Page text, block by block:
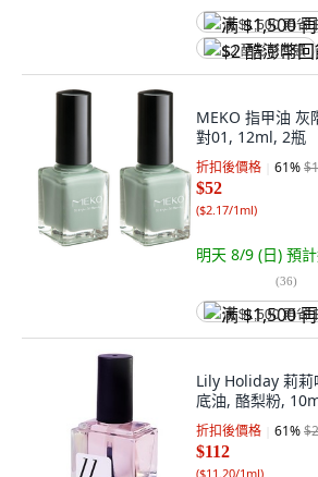
满 $1,500 再省
$2 酷澎幣回饋
MEKO 指甲油 灰
對01, 12ml, 2瓶
折扣後價格 61%
$52
($2.17/1ml)
明天 8/9 (日) 預
(36)
满 $1,500 再省
Lily Holiday 莉莉
底油, 酪梨粉,
折扣後價格 61%
$112
($11.20/1ml)